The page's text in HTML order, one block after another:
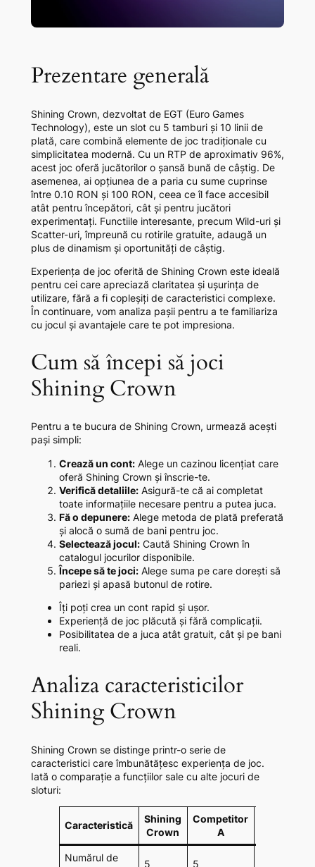
Prezentare generală
Shining Crown, dezvoltat de EGT (Euro Games
Technology), este un slot cu 5 tamburi și 10 linii de
plată, care combină elemente de joc tradiționale cu
simplicitatea modernă. Cu un RTP de aproximativ 96%,
acest joc oferă jucătorilor o șansă bună de câștig. De
asemenea, ai opțiunea de a paria cu sume cuprinse
între 0.10 RON și 100 RON, ceea ce îl face accesibil
atât pentru începători, cât și pentru jucători
experimentați. Functiile interesante, precum Wild-uri și
Scatter-uri, împreună cu rotirile gratuite, adaugă un
plus de dinamism și oportunități de câștig.
Experiența de joc oferită de Shining Crown este ideală
pentru cei care apreciază claritatea și ușurința de
utilizare, fără a fi copleșiți de caracteristici complexe.
În continuare, vom analiza pașii pentru a te familiariza
cu jocul și avantajele care te pot impresiona.
Cum să începi să joci
Shining Crown
Pentru a te bucura de Shining Crown, urmează acești
pași simpli:
Crează un cont:Alege un cazinou licențiat care
oferă Shining Crown și înscrie-te.
Verifică detaliile:Asigură-te că ai completat
toate informațiile necesare pentru a putea juca.
Fă o depunere:Alege metoda de plată preferată
și alocă o sumă de bani pentru joc.
Selectează jocul:Caută Shining Crown în
catalogul jocurilor disponibile.
Începe să te joci:Alege suma pe care dorești să
pariezi și apasă butonul de rotire.
Îți poți crea un cont rapid și ușor.
Experiență de joc plăcută și fără complicații.
Posibilitatea de a juca atât gratuit, cât și pe bani
reali.
Analiza caracteristicilor
Shining Crown
Shining Crown se distinge printr-o serie de
caracteristici care îmbunătățesc experiența de joc.
Iată o comparație a funcțiilor sale cu alte jocuri de
sloturi:
Caracteristică
Shining
Crown
Competitor
A
Numărul de
5 5